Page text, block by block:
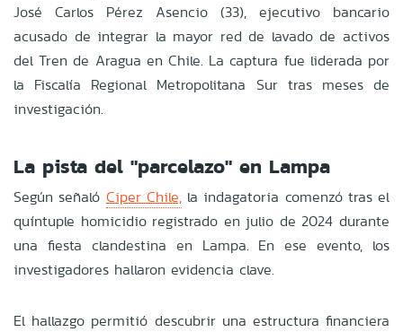
José Carlos Pérez Asencio (33), ejecutivo bancario
acusado de integrar la mayor red de lavado de activos
del Tren de Aragua en Chile. La captura fue liderada por
la Fiscalía Regional Metropolitana Sur tras meses de
investigación.
La pista del "parcelazo" en Lampa
Según señaló Ciper Chile,la indagatoria comenzó tras el
quíntuple homicidio registrado en julio de 2024 durante
una fiesta clandestina en Lampa. En ese evento, los
investigadores hallaron evidencia clave.
El hallazgo permitió descubrir una estructura financiera